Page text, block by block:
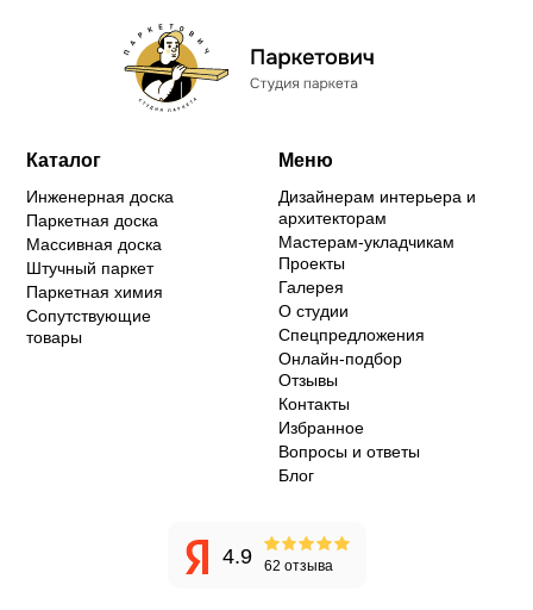
Каталог
Инженерная доска
Паркетная доска
Массивная доска
Штучный паркет
Паркетная химия
Сопутствующие
товары
Меню
Дизайнерам интерьера и
архитекторам
Мастерам-укладчикам
Проекты
Галерея
О студии
Спецпредложения
Онлайн-подбор
Отзывы
Контакты
Избранное
Вопросы и ответы
Блог
4.9 62 отзыва